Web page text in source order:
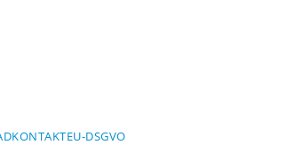
KONTAKTEU-DSGVO